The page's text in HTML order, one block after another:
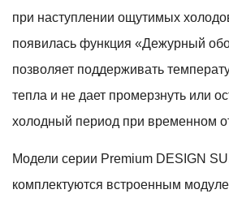
при наступлении ощутимых
появилась функция «Дежурный
позволяет поддерживать
тепла и не дает промерзнуть или
холодный период при временном
Модели серии Premium DESIGN
комплектуются встроенным